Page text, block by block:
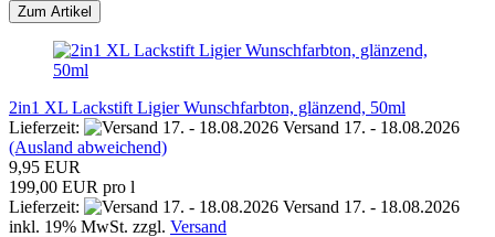
Zum Artikel
2in1 XL Lackstift Ligier Wunschfarbton, glänzend, 50ml
Lieferzeit:
Versand 17. - 18.08.2026
(Ausland abweichend)
9,95 EUR
199,00 EUR pro l
Lieferzeit:
Versand 17. - 18.08.2026
inkl. 19% MwSt. zzgl. Versand